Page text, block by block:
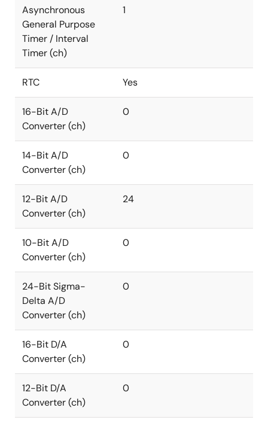
Asynchronous
General Purpose
Timer / Interval
Timer (ch)
1
RTC Yes
16-Bit A/D
Converter (ch)
0
14-Bit A/D
Converter (ch)
0
12-Bit A/D
Converter (ch)
24
10-Bit A/D
Converter (ch)
0
24-Bit Sigma-
Delta A/D
Converter (ch)
0
16-Bit D/A
Converter (ch)
0
12-Bit D/A
Converter (ch)
0